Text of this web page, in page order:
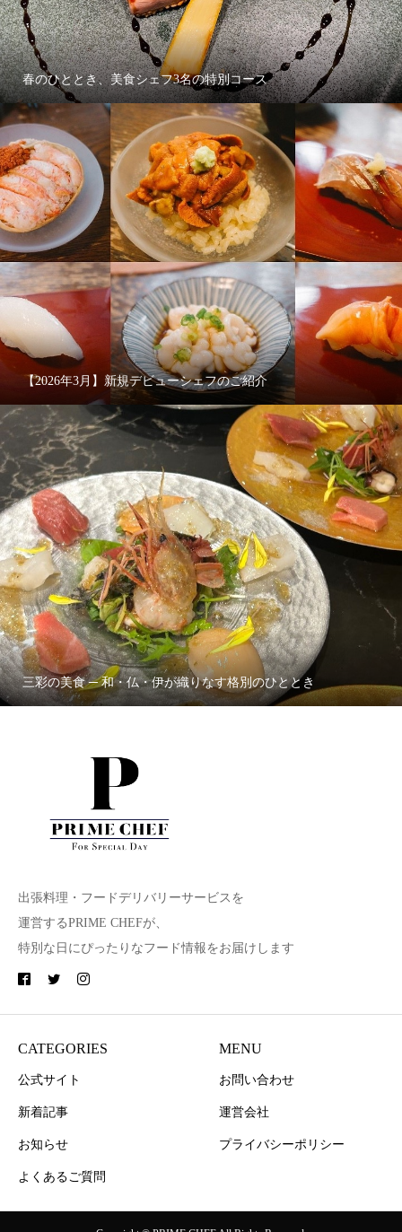
春のひととき、美食シェフ3名の特別コース
【2026年3月】新規デビューシェフのご紹介
三彩の美食 ─ 和・仏・伊が織りなす格別のひととき
出張料理・フードデリバリーサービスを
運営するPRIME CHEFが、
特別な日にぴったりなフード情報をお届けします
CATEGORIES
公式サイト
新着記事
お知らせ
よくあるご質問
MENU
お問い合わせ
運営会社
プライバシーポリシー